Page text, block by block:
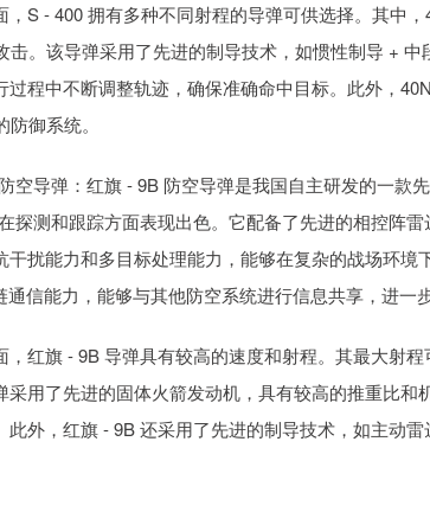
，S - 400 拥有多种不同射程的导弹可供选择。其中
击。该导弹采用了先进的制导技术，如惯性制导 +
过程中不断调整轨迹，确保准确命中目标。此外，
御系统。
空导弹：红旗 - 9B 防空导弹是我国自主研发的一款
探测和跟踪方面表现出色。它配备了先进的相控阵
干扰能力和多目标处理能力，能够在复杂的战场环
通信能力，能够与其他防空系统进行信息共享，进一
，红旗 - 9B 导弹具有较高的速度和射程。其最大射
采用了先进的固体火箭发动机，具有较高的推重比
此外，红旗 - 9B 还采用了先进的制导技术，如主动